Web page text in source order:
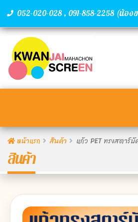
052-020-028 , 091-858-2258 (น้อง
หน้าแรก สินค้า แก้ว PET ทรงสตาร์บั
สินค้า